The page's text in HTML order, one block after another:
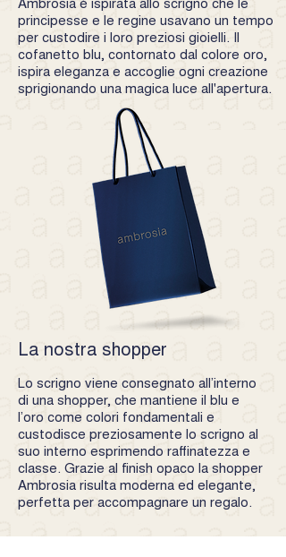
principesse e le regine usavano un tempo
per custodire i loro preziosi gioielli. Il
cofanetto blu, contornato dal colore oro,
ispira eleganza e accoglie ogni creazione
sprigionando una magica luce all'apertura.
La nostra shopper
Lo scrigno viene consegnato all’interno
di una shopper, che mantiene il blu e
l’oro come colori fondamentali e
custodisce preziosamente lo scrigno al
suo interno esprimendo raffinatezza e
classe. Grazie al finish opaco la shopper
Ambrosia risulta moderna ed elegante,
perfetta per accompagnare un regalo.